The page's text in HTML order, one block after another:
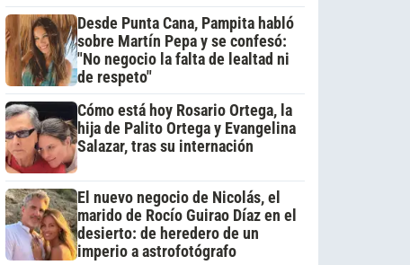
Desde Punta Cana, Pampita habló
sobre Martín Pepa y se confesó:
"No negocio la falta de lealtad ni
de respeto"
Cómo está hoy Rosario Ortega, la
hija de Palito Ortega y Evangelina
Salazar, tras su internación
El nuevo negocio de Nicolás, el
marido de Rocío Guirao Díaz en el
desierto: de heredero de un
imperio a astrofotógrafo